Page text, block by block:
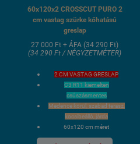
60x120x2 CROSSCUT PURO 2
cm vastag szürke kőhatású
greslap
27 000 Ft + ÁFA (34 290 Ft)
(34 290 Ft / NÉGYZETMÉTER)
2 CM VASTAG GRESLAP
C3 R11 kiemelten
csúszásmentes
Medence körül, szabad terasz,
kocsibeálló, járda
60x120 cm méret
Fagyálló